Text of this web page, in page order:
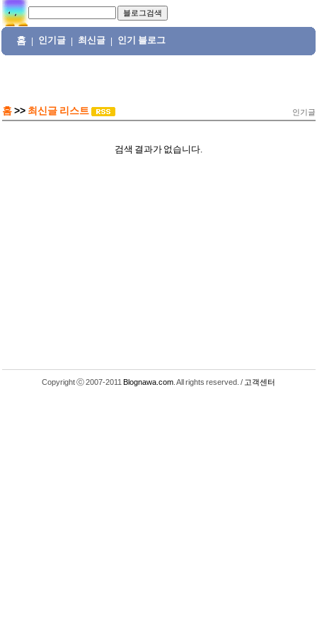
홈 인기글 최신글 인기 블로그
홈 >> 최신글 리스트 인기글
검색 결과가 없습니다.
Copyright ⓒ 2007-2011 Blognawa.com . All rights reserved. / 고객센터